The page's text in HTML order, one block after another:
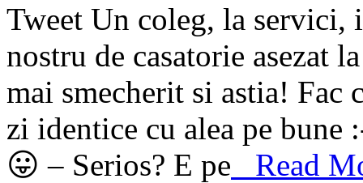
Tweet Un coleg, la
nostru de casatorie asezat
mai smecherit si astia! Fac
zi identice cu alea pe bune
😛 – Serios? E pe Read